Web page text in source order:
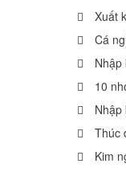
Xuất
Cá
10
Nhập
Thúc
Kim